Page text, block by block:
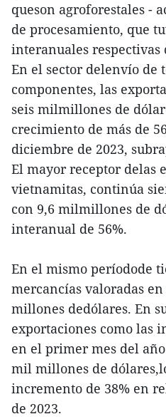
queson agroforestales -
de procesamiento, que
interanuales respectivas
En el sector delenvío de
componentes, las
seis milmillones de
crecimiento de más de
diciembre de 2023,
El mayor receptor delas
vietnamitas, continúa
con 9,6 milmillones de
interanual de 56%.
En el mismo períodode
mercancías valoradas
millones dedólares. En
exportaciones como las
en el primer mes del
mil millones de
incremento de 38% en
de 2023.